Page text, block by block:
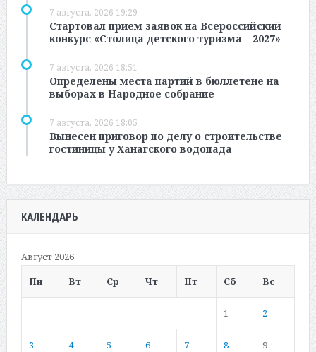
7 августа, 2026 19:29
Стартовал прием заявок на Всероссийский
конкурс «Столица детского туризма – 2027»
7 августа, 2026 18:51
Определены места партий в бюллетене на
выборах в Народное собрание
7 августа, 2026 18:05
Вынесен приговор по делу о строительстве
гостиницы у Ханагского водопада
КАЛЕНДАРЬ
Август 2026
Пн
Вт Ср Чт Пт Сб Вс
1 2
3 4 5 6 7 8 9